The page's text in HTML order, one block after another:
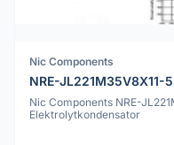
Nic Components
NRE-JL221M35V8X11-
Nic Components NRE-
Elektrolytkondensator